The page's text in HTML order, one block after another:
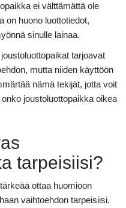
ei välttämättä ole
on huono luottotiedot,
sinulle lainaa.
tarjoavat
mutta niiden käyttöön
nämä tekijät, jotta voit
joustoluottopaikka oikea
tarpeisiisi?
ottaa huomioon
vaihtoehdon tarpeisiisi.